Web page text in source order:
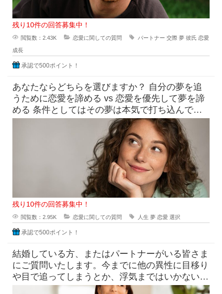
残り10件の回答募集中！
閲覧数：2.43K 恋愛に関しての質問 パートナー 交際 夢 彼氏 恋愛
成長
承認で500ポイント！
あなたならどちらを選びますか？ 自分の夢を追
うために恋愛を諦める vs 恋愛を優先して夢を諦
める 条件としてはその夢は本気で打ち込んで頑
張れば5年以
残り10件の回答募集中！
閲覧数：2.95K 恋愛に関しての質問 人生 夢 恋愛 選択
承認で500ポイント！
結婚している方、またはパートナーがいる皆さま
にご質問いたします。今までに他の異性に目移り
や目で追ってしまうとか、浮気まではいかないく
てもパートナー以外の男性を夢